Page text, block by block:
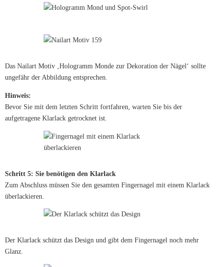
Das Nailart Motiv ‚Hologramm Monde zur Dekoration der Nägel‘ sollte
ungefähr der Abbildung entsprechen.
Hinweis:
Bevor Sie mit dem letzten Schritt fortfahren, warten Sie bis der
aufgetragene Klarlack getrocknet ist.
Schritt 5: Sie benötigen den Klarlack
Zum Abschluss müssen Sie den gesamten Fingernagel mit einem Klarlack
überlackieren.
Der Klarlack schützt das Design und gibt dem Fingernagel noch mehr
Glanz.